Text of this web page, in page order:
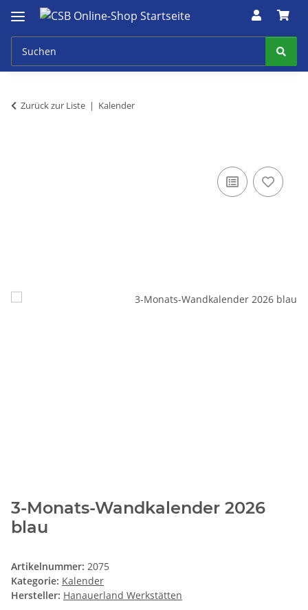
Zurück zur Liste Kalender
3-Monats-Wandkalender 2026
blau
Artikelnummer: 2075
Kategorie: Kalender
Hersteller: Hanauerland Werkstätten